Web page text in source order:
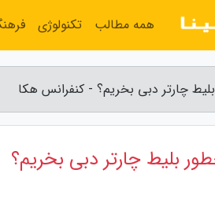
چارتر دبی بخریم؟ - کنفرانس هکا
بلیط چارتر دبی بخریم؟
همه مطالب تکنولوژی